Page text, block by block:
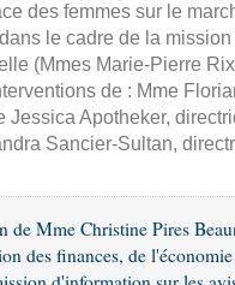
des femmes sur le
le cadre de la
(Mmes Marie-Pierre
de : Mme
Jessica Apotheker,
Sancier-Sultan,
de Mme Christine Pires
des finances, de